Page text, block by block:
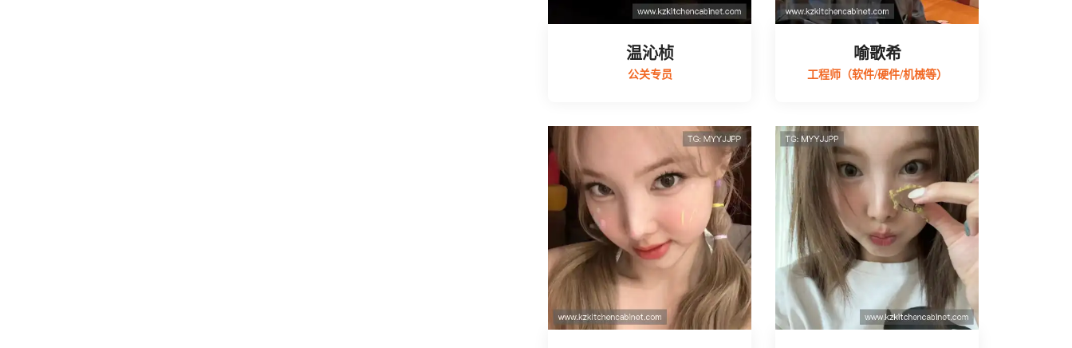
温沁桢
公关专员
喻歌希
工程师（软件/硬件/机械等）